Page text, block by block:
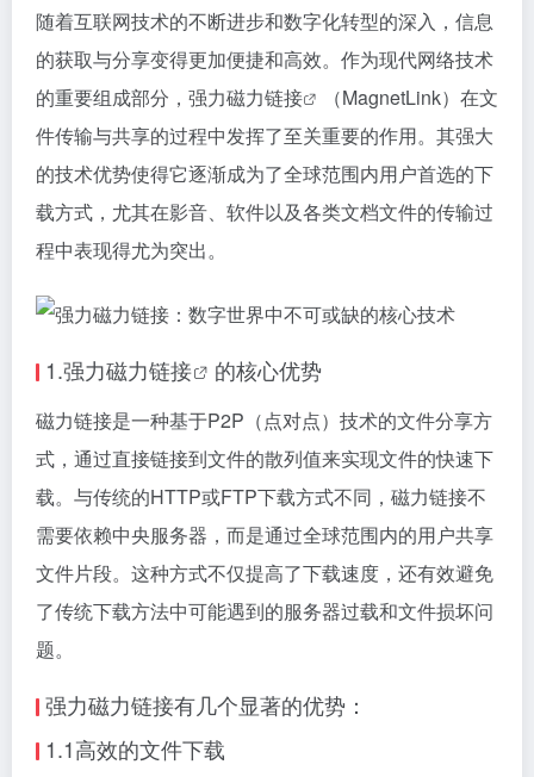
随着互联网技术的不断进步和数字化转型的深入，信息
的获取与分享变得更加便捷和高效。作为现代网络技术
的重要组成部分，强力磁力链接
（MagnetLink）在文
件传输与共享的过程中发挥了至关重要的作用。其强大
的技术优势使得它逐渐成为了全球范围内用户首选的下
载方式，尤其在影音、软件以及各类文档文件的传输过
程中表现得尤为突出。
1.强力磁力链接 的核心优势
磁力链接是一种基于P2P（点对点）技术的文件分享方
式，通过直接链接到文件的散列值来实现文件的快速下
载。与传统的HTTP或FTP下载方式不同， 磁力链接不
需要依赖中央服务器，而是通过全球范围内的用户共享
文件片段。这种方式不仅提高了下载速度，还有效避免
了传统下载方法中可能遇到的服务器过载和文件损坏问
题。
强力磁力链接有几个显著的优势：
1.1高效的文件下载